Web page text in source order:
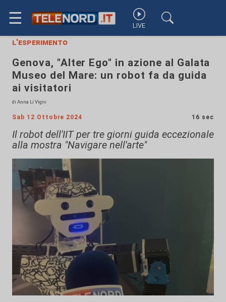
☰ LIVE
l'esperimento
Genova, "Alter Ego" in azione al Galata
Museo del Mare: un robot fa da guida
ai visitatori
di Anna Li Vigni
Sab 12 Ottobre 2024 16 sec
Il robot dell'IIT per tre giorni guida eccezionale
alla mostra "Navigare nell'arte"